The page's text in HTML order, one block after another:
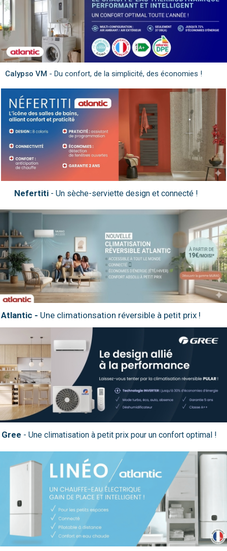
Calypso VM - Du confort, de la simplicité, des économies !
Nefertiti
Atlantic - Une climationsation réversible à petit prix !
Gree